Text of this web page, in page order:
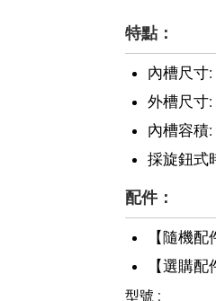
特點：
內槽尺寸
外槽尺寸
內槽容積:
採旋鈕式
配件：
【隨機
【選購
型號 :